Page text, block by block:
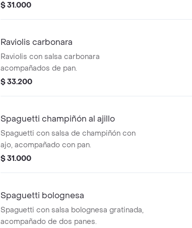
$ 31.000
Raviolis carbonara
Raviolis con salsa carbonara
acompañados de pan.
$ 33.200
Spaguetti champiñón al ajillo
Spaguetti con salsa de champiñón con
ajo, acompañado con pan.
$ 31.000
Spaguetti bolognesa
Spaguetti con salsa bolognesa gratinada,
acompañado de dos panes.